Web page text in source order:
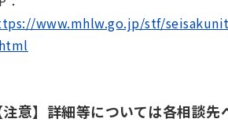
www.mhlw.go.jp/stf/
注意】詳細等については各相談先